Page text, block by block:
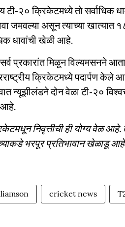
टी-२० क्रिकेटमध्ये तो सर्वाधिक
जमवल्या असून त्याच्या
धावांची खेळी आहे.
प्रकारांत मिळून विल्यमसनने
क्रिकेटमध्ये पदार्पण केले
न्यूझीलंडने दोन वेळा टी-२०
आहे.
निवृत्तीची ही योग्य वेळ
भरपूर प्रतिभावान खेळाडू आहेत.
cricket news